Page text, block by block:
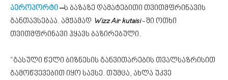
აეროპორტი–ს ბაზაზე დამატებითი თვითმფრინავის
განთავსებაა. ამჟამად Wizz Air kutaisi -ში ოთხი
თვითმფრინავი ჰყავს ბაზირებული.
“გასული წელი ბიზნესის განვითარების თვალსაზრისით
გამოწვევებით იყო სავსე. თუმცა, ახლა უკვე